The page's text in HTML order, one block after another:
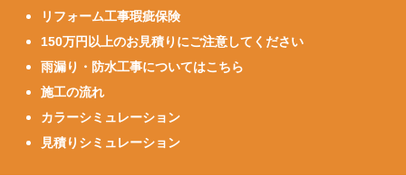
リフォーム工事瑕疵保険
150万円以上のお見積りにご注意してください
雨漏り・防水工事についてはこちら
施工の流れ
カラーシミュレーション
見積りシミュレーション